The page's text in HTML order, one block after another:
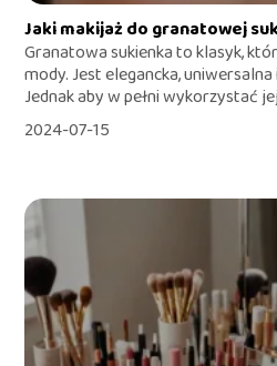
Jaki makijaż do granatowej
Granatowa sukienka to klasyk,
mody. Jest elegancka,
Jednak aby w pełni wykorzystać
2024-07-15